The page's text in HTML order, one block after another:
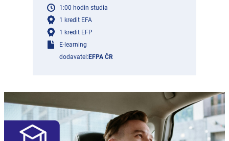
1:00 hodin studia
1 kredit EFA
1 kredit EFP
E-learning
dodavatel: EFPA ČR